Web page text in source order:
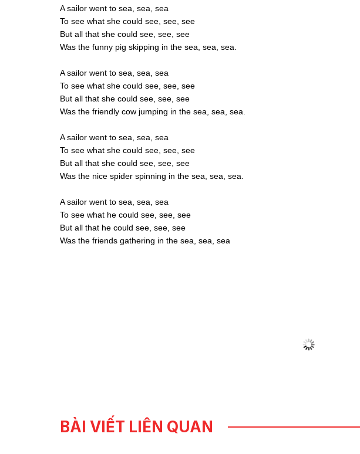
A sailor went to sea, sea, sea
To see what she could see, see, see
But all that she could see, see, see
Was the funny pig skipping in the sea, sea, sea.
A sailor went to sea, sea, sea
To see what she could see, see, see
But all that she could see, see, see
Was the friendly cow jumping in the sea, sea, sea.
A sailor went to sea, sea, sea
To see what she could see, see, see
But all that she could see, see, see
Was the nice spider spinning in the sea, sea, sea.
A sailor went to sea, sea, sea
To see what he could see, see, see
But all that he could see, see, see
Was the friends gathering in the sea, sea, sea
BÀI VIẾT LIÊN QUAN